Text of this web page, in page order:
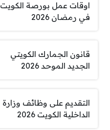
اوقات عمل بورصة الكويت
في رمضان 2026
قانون الجمارك الكويتي
الجديد الموحد 2026
التقديم على وظائف وزارة
الداخلية الكويت 2026